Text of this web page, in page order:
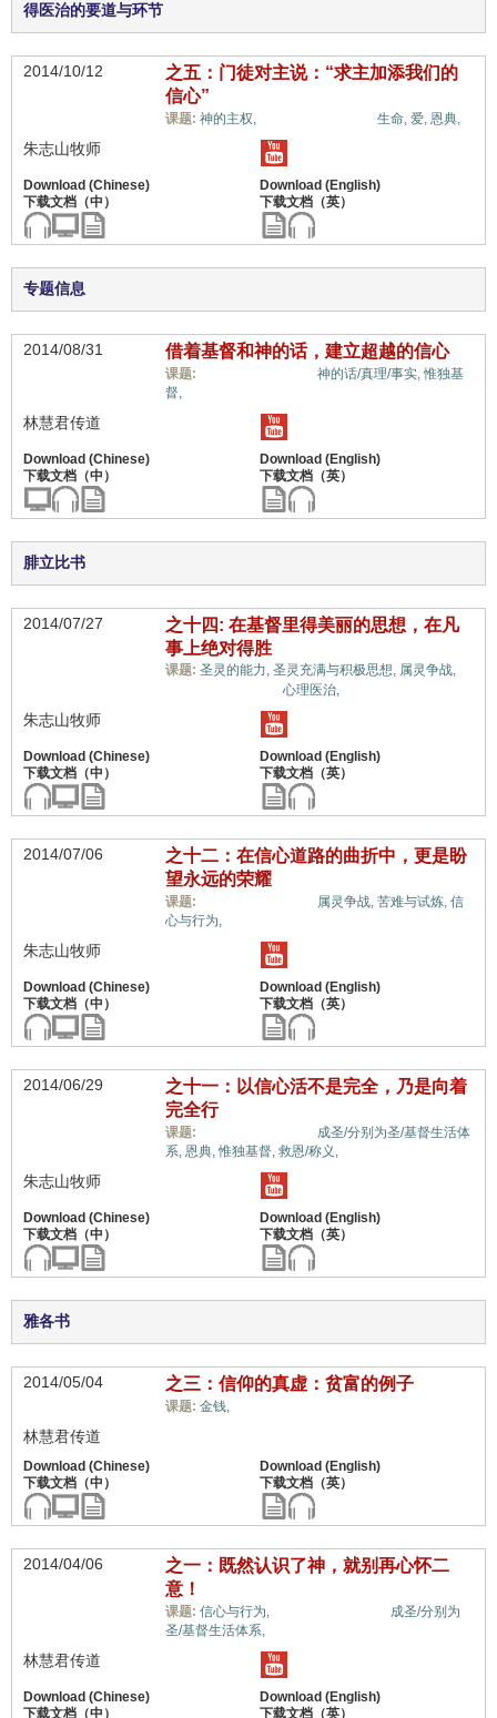
得医治的要道与环节
2014/10/12
之五：门徒对主说：“求主加添我们的
信心”
课题: 神的主权, 生命, 爱, 恩典,
朱志山牧师
专题信息
2014/08/31 借着基督和神的话，建立超越的信心
课题: 神的话/真理/事实,惟独基
督,
林慧君传道
腓立比书
2014/07/27
之十四: 在基督里得美丽的思想，在凡
事上绝对得胜
课题: 圣灵的能力, 圣灵充满与积极思想, 属灵争战,
心理医治,
朱志山牧师
2014/07/06
之十二：在信心道路的曲折中，更是盼
望永远的荣耀
课题: 属灵争战, 苦难与试炼, 信
心与行为,
朱志山牧师
2014/06/29
之十一：以信心活不是完全，乃是向着
完全行
课题:
成圣/分别为圣/基督生活体
系, 恩典,惟独基督, 救恩/称义,
朱志山牧师
雅各书
2014/05/04 之三：信仰的真虚：贫富的例子
课题: 金钱,
林慧君传道
2014/04/06
之一：既然认识了神，就别再心怀二
意！
课题: 信心与行为,
成圣/分别为
圣/基督生活体系,
林慧君传道